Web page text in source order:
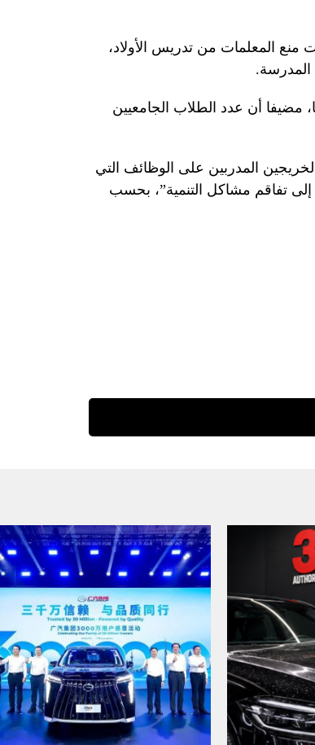
منع المعلمات من تدريس الأولاد،
المدرسة.
مضيفا أن عدد الطلاب الجامعيين
المدربين على الوظائف التي
تفاقم مشاكل التنمية”، بحسب